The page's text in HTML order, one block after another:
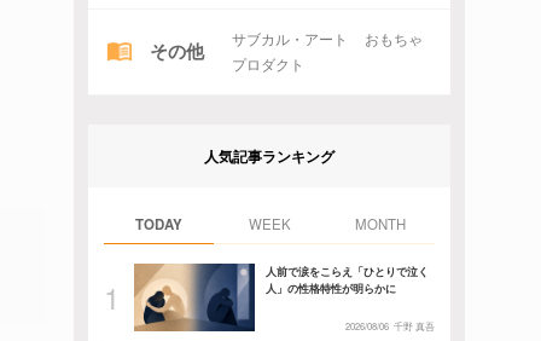
その他 サブカル・アート
おもちゃ
プロダクト
人気記事ランキング
TODAY WEEK MONTH
人前で涙をこらえ「ひとりで泣く
人」の性格特性が明らかに
2026/08/06 千野 真吾